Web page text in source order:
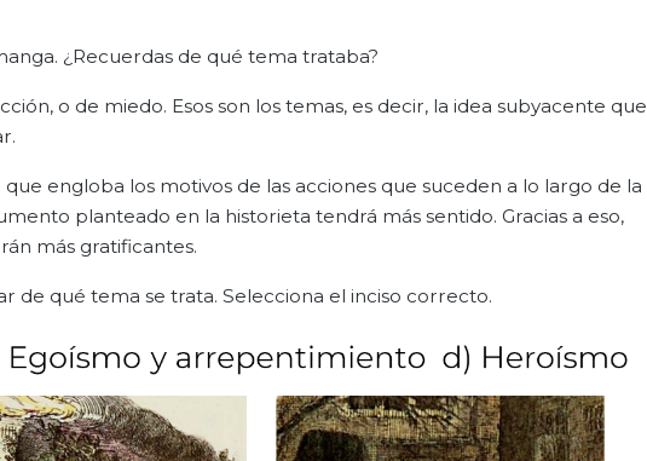
¿Recuerdas de qué tema trataba?
o de miedo. Esos son los temas, es decir, la idea subyacente que
engloba los motivos de las acciones que suceden a lo largo de la
planteado en la historieta tendrá más sentido. Gracias a eso,
más gratificantes.
de qué tema se trata. Selecciona el inciso correcto.